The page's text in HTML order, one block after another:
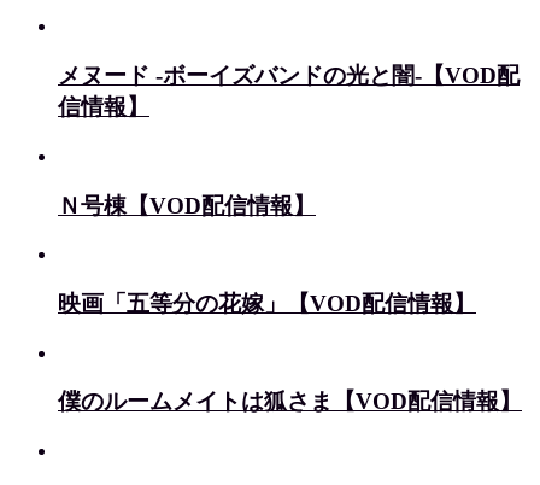
メヌード -ボーイズバンドの光と闇-【VOD配
信情報】
Ｎ号棟【VOD配信情報】
映画「五等分の花嫁」【VOD配信情報】
僕のルームメイトは狐さま【VOD配信情報】